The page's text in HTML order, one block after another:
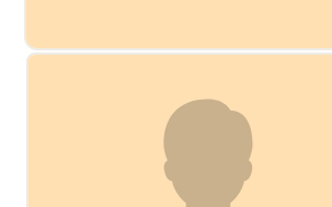
wieder übergeben. Er hatte insgesamt
einen sehr guten Verlauf, wobei er erst
im Rückblick realisierte, wie schlecht
es ihm in der akuten Phase ging. Herr